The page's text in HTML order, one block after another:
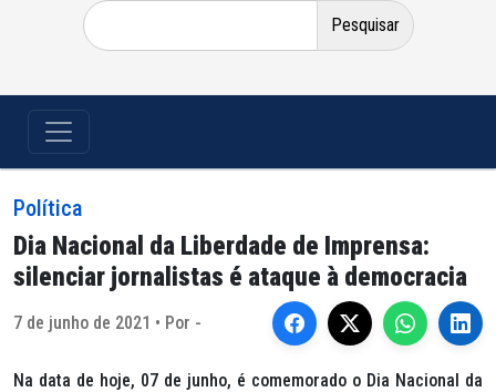
Pesquisar
por:
Política
Dia Nacional da Liberdade de Imprensa:
silenciar jornalistas é ataque à democracia
7 de junho de 2021 • Por -
Na data de hoje, 07 de junho, é comemorado o Dia Nacional da